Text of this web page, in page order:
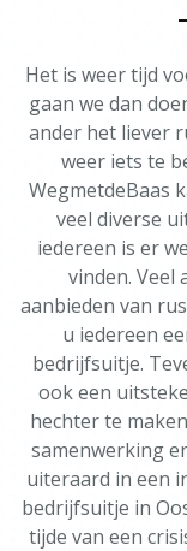
Het is weer tijd
gaan we dan
ander het liever
weer iets te
WegmetdeBaas
veel diverse
iedereen is er
vinden. Veel
aanbieden van
u iedereen
bedrijfsuitje.
ook een
hechter te
samenwerking
uiteraard in een
bedrijfsuitje in
tijde van een